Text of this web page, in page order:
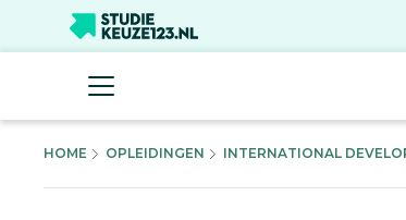
HOME OPLEIDINGEN INTERNATIONAL